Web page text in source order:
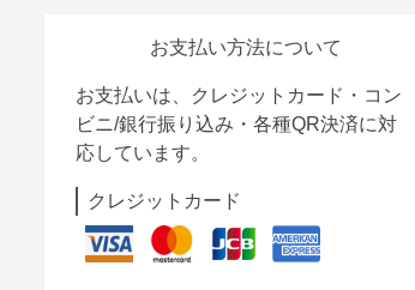
お支払い方法について
お支払いは、クレジットカード・コン
ビニ/銀行振り込み・各種QR決済に対
応しています。
クレジットカード